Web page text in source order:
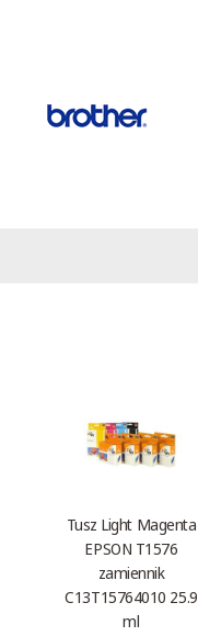
Tusz Light Magenta
EPSON T1576
zamiennik
C13T15764010 25.9
ml